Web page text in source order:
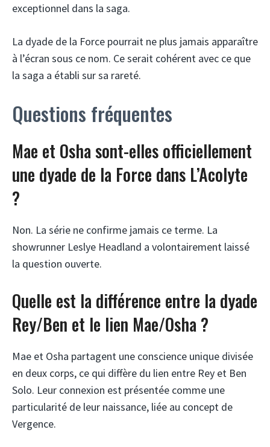
exceptionnel dans la saga.
La dyade de la Force pourrait ne plus jamais apparaître
à l’écran sous ce nom. Ce serait cohérent avec ce que
la saga a établi sur sa rareté.
Questions fréquentes
Mae et Osha sont-elles officiellement
une dyade de la Force dans L’Acolyte
?
Non. La série ne confirme jamais ce terme. La
showrunner Leslye Headland a volontairement laissé
la question ouverte.
Quelle est la différence entre la dyade
Rey/Ben et le lien Mae/Osha ?
Mae et Osha partagent une conscience unique divisée
en deux corps, ce qui diffère du lien entre Rey et Ben
Solo. Leur connexion est présentée comme une
particularité de leur naissance, liée au concept de
Vergence.